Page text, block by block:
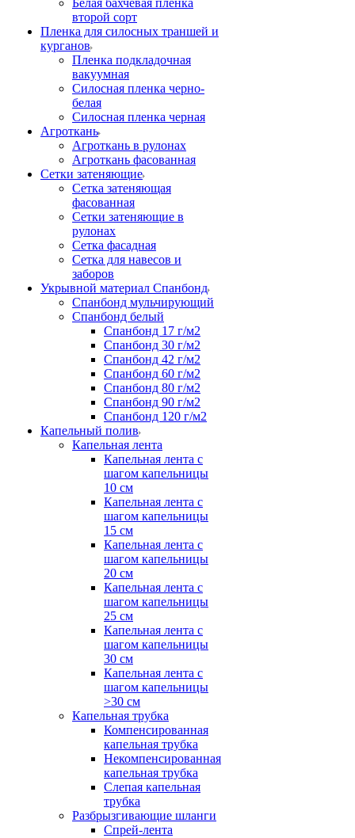
Белая бахчевая пленка
второй сорт
Пленка для силосных траншей и
курганов
Пленка подкладочная
вакуумная
Силосная пленка черно-
белая
Силосная пленка черная
Агроткань
Агроткань в рулонах
Агроткань фасованная
Сетки затеняющие
Сетка затеняющая
фасованная
Сетки затеняющие в
рулонах
Сетка фасадная
Сетка для навесов и
заборов
Укрывной материал Спанбонд
Спанбонд мульчирующий
Спанбонд белый
Спанбонд 17 г/м2
Спанбонд 30 г/м2
Спанбонд 42 г/м2
Спанбонд 60 г/м2
Спанбонд 80 г/м2
Спанбонд 90 г/м2
Спанбонд 120 г/м2
Капельный полив
Капельная лента
Капельная лента с
шагом капельницы
10 см
Капельная лента с
шагом капельницы
15 см
Капельная лента с
шагом капельницы
20 см
Капельная лента с
шагом капельницы
25 см
Капельная лента с
шагом капельницы
30 см
Капельная лента с
шагом капельницы
>30 см
Капельная трубка
Компенсированная
капельная трубка
Некомпенсированная
капельная трубка
Слепая капельная
трубка
Разбрызгивающие шланги
Спрей-лента